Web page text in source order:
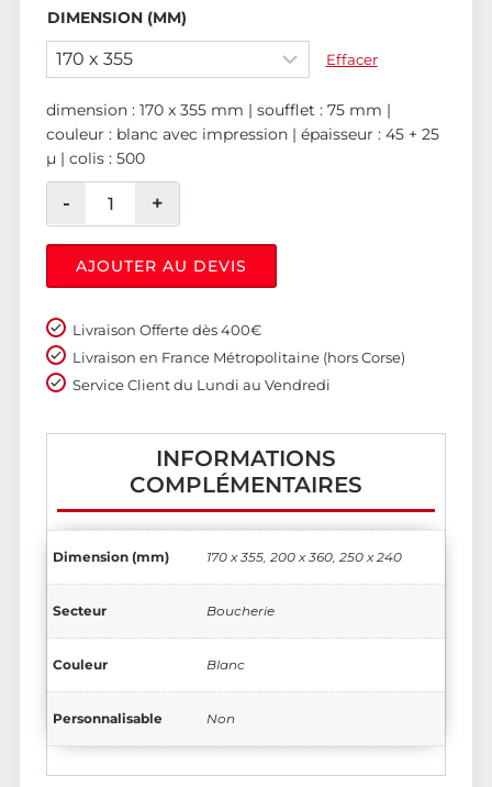
DIMENSION (MM)
Effacer
dimension : 170 x 355 mm | soufflet : 75 mm |
couleur : blanc avec impression | épaisseur : 45 + 25
µ | colis : 500
AJOUTER AU DEVIS
Livraison Offerte dès 400€
Livraison en France Métropolitaine (hors Corse)
Service Client du Lundi au Vendredi
INFORMATIONS
COMPLÉMENTAIRES
Dimension (mm) 170 x 355, 200 x 360, 250 x 240
Secteur Boucherie
Couleur Blanc
Personnalisable Non